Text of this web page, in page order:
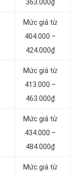
363.000₫
Mức giá từ
404.000 –
424.000₫
Mức giá từ
413.000 –
463.000₫
Mức giá từ
434.000 –
484.000₫
Mức giá từ